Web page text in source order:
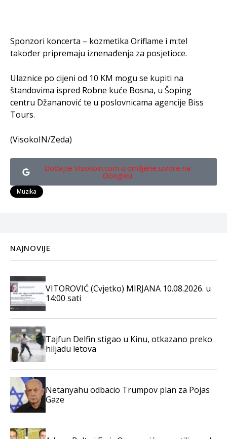
Sponzori koncerta – kozmetika Oriflame i m:tel
također pripremaju iznenađenja za posjetioce.
Ulaznice po cijeni od 10 KM mogu se kupiti na
štandovima ispred Robne kuće Bosna, u Šoping
centru Džananović te u poslovnicama agencije Biss
Tours.
(VisokoIN/Zeda)
Dodajte Visokoin.com u omiljene izvore na
Googleu
Muzika
NAJNOVIJE
VITOROVIĆ (Cvjetko) MIRJANA 10.08.2026. u
14:00 sati
Tajfun Delfin stigao u Kinu, otkazano preko
hiljadu letova
Netanyahu odbacio Trumpov plan za Pojas
Gaze